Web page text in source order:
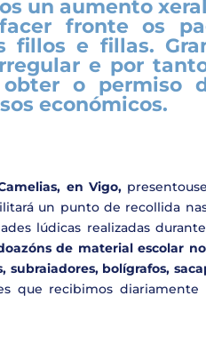
un aumento
fronte os
fillos e fillas.
e por
o permiso
económicos.
en Vigo,
un punto de recollida
lúdicas realizadas
de material escolar
subraiadores, bolígrafos,
que recibimos diariamente